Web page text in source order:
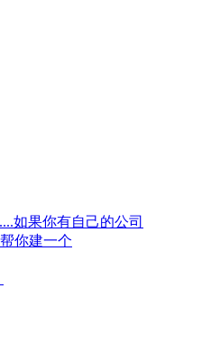
如果你有自己的公司
你建一个